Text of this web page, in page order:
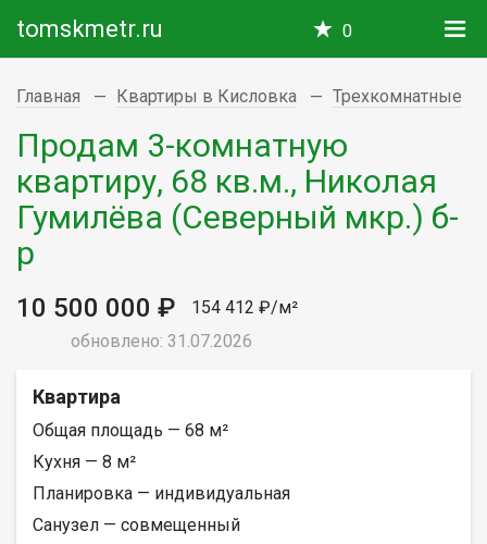
tomskmetr.ru 0
Главная Квартиры в Кисловка Трехкомнатные
Продам 3-комнатную
квартиру, 68 кв.м., Николая
Гумилёва (Северный мкр.) б-
р
10 500 000 ₽
154 412 ₽/м²
обновлено: 31.07.2026
Квартира
Общая площадь — 68 м²
Кухня — 8 м²
Планировка — индивидуальная
Санузел — совмещенный